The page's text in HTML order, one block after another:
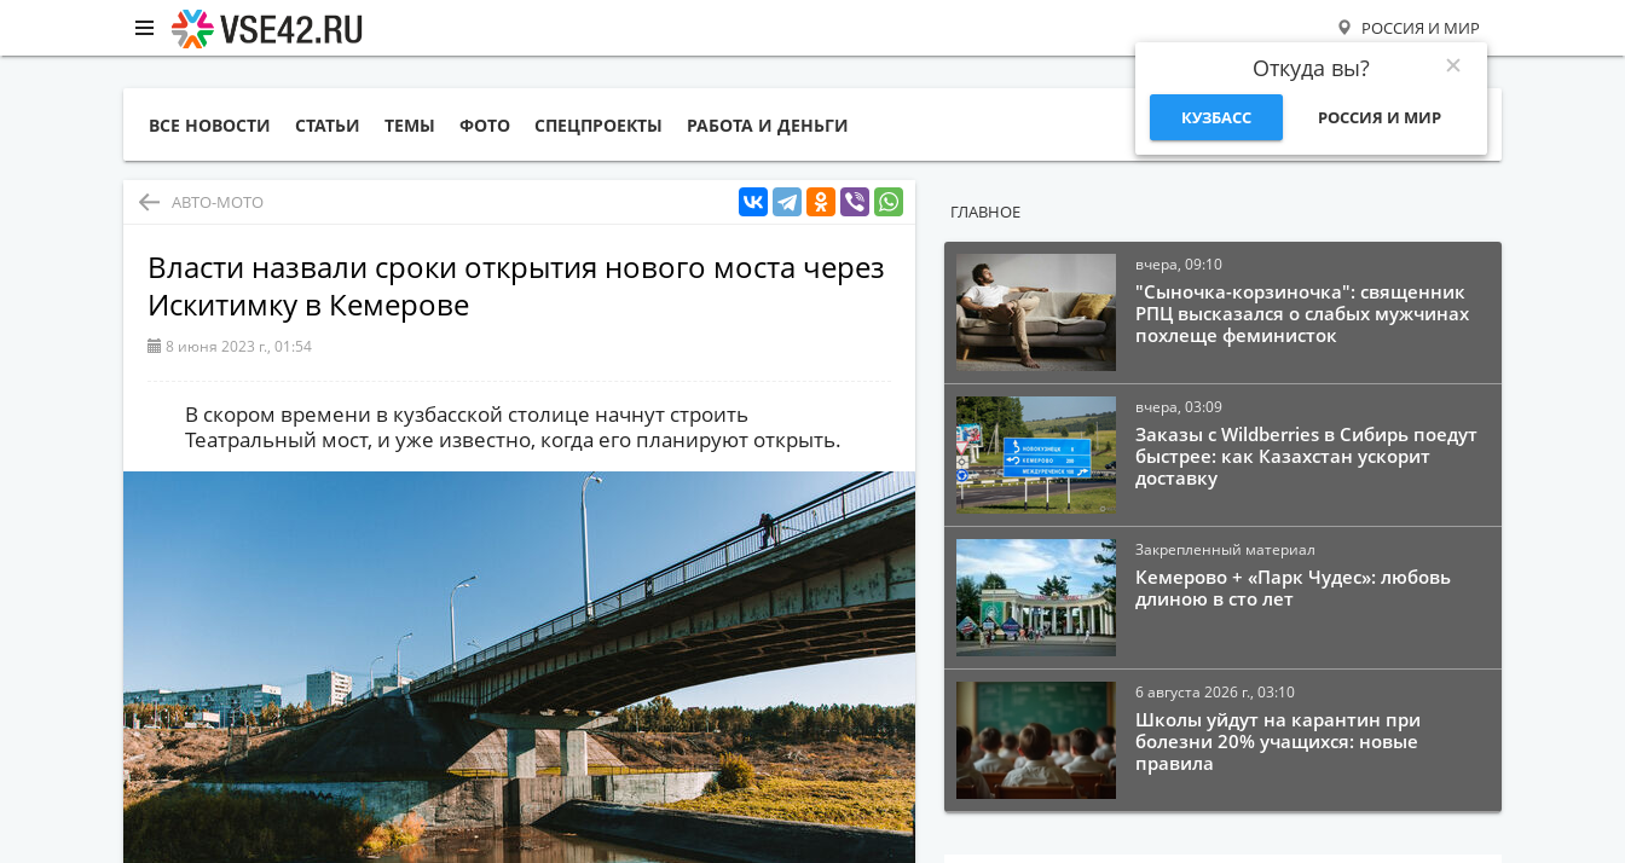
РОССИЯ И МИР
Откуда вы?
КУЗБАСС РОССИЯ И МИР
ВСЕ НОВОСТИ СТАТЬИ ТЕМЫ ФОТО СПЕЦПРОЕКТЫ РАБОТА И ДЕНЬГИ Поиск
АВТО-МОТО
Власти назвали сроки открытия нового моста через
Искитимку в Кемерове
8 июня 2023 г., 01:54
В скором времени в кузбасской столице начнут строить
Театральный мост, и уже известно, когда его планируют открыть.
ГЛАВНОЕ
вчера, 09:10
"Сыночка-корзиночка": священник
РПЦ высказался о слабых мужчинах
похлеще феминисток
вчера, 03:09
Заказы с Wildberries в Сибирь поедут
быстрее: как Казахстан ускорит
доставку
Закрепленный материал
Кемерово + «Парк Чудес»: любовь
длиною в сто лет
6 августа 2026 г., 03:10
Школы уйдут на карантин при
болезни 20% учащихся: новые
правила